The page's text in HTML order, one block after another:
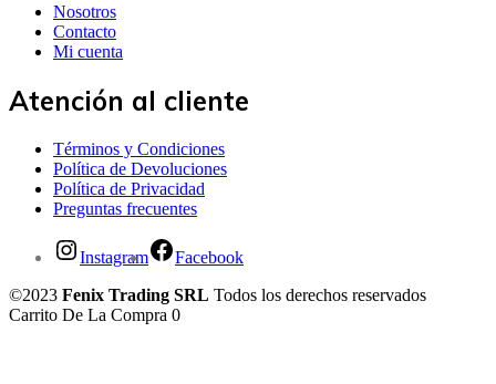
Nosotros
Contacto
Mi cuenta
Atención al cliente
Términos y Condiciones
Política de Devoluciones
Política de Privacidad
Preguntas frecuentes
Instagram
Facebook
©2023 Fenix Trading SRL Todos los derechos reservados
Carrito De La Compra 0